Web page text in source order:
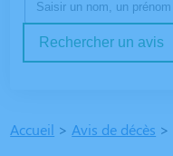
Rechercher un avis
Accueil > Avis de décès >